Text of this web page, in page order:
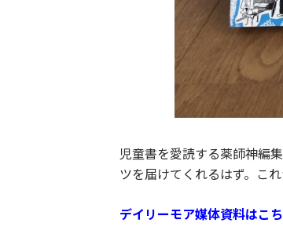
児童書を愛読する薬師神編
ツを届けてくれるはず。こ
デイリーモア媒体資料はこ